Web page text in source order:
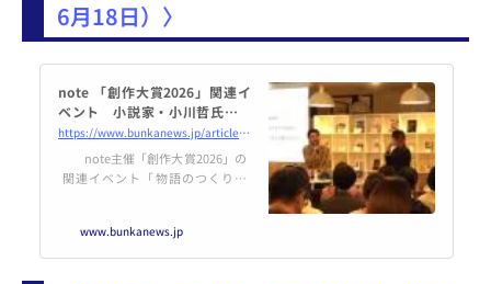
6月18日）〉
note 「創作大賞2026」関連イ
ベント 小説家・小川哲氏が創
作の舞台裏など語る - The Bunk
a News デジタル
https://www.bunkanews.jp/article/468146/
note主催「創作大賞2026」の
関連イベント「物語のつくりか
（集英社）で直木賞を受賞し、
『君の…続き
www.bunkanews.jp